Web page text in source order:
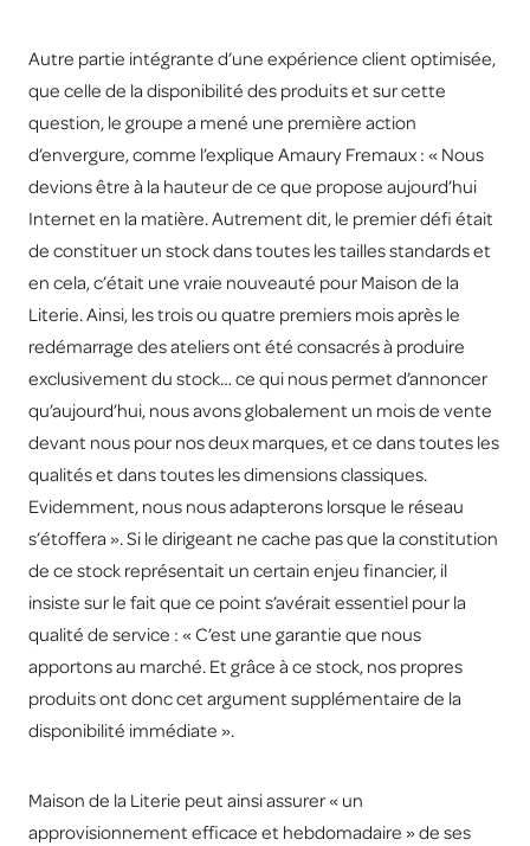
Autre partie intégrante d’une expérience client optimisée,
que celle de la disponibilité des produits et sur cette
question, le groupe a mené une première action
d’envergure, comme l’explique Amaury Fremaux : « Nous
devions être à la hauteur de ce que propose aujourd’hui
Internet en la matière. Autrement dit, le premier défi était
de constituer un stock dans toutes les tailles standards et
en cela, c’était une vraie nouveauté pour Maison de la
Literie. Ainsi, les trois ou quatre premiers mois après le
redémarrage des ateliers ont été consacrés à produire
exclusivement du stock… ce qui nous permet d’annoncer
qu’aujourd’hui, nous avons globalement un mois de vente
devant nous pour nos deux marques, et ce dans toutes les
qualités et dans toutes les dimensions classiques.
Evidemment, nous nous adapterons lorsque le réseau
s’étoffera ». Si le dirigeant ne cache pas que la constitution
de ce stock représentait un certain enjeu financier, il
insiste sur le fait que ce point s’avérait essentiel pour la
qualité de service : « C’est une garantie que nous
apportons au marché. Et grâce à ce stock, nos propres
produits ont donc cet argument supplémentaire de la
disponibilité immédiate ».
Maison de la Literie peut ainsi assurer « un
approvisionnement efficace et hebdomadaire » de ses